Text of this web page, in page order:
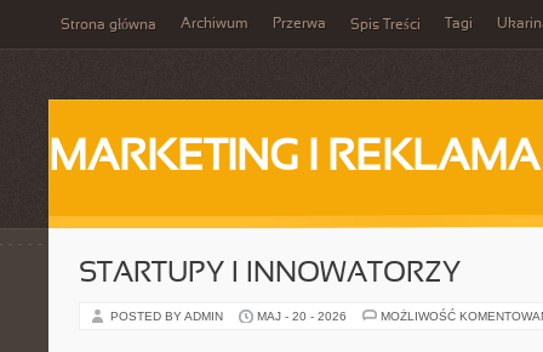
Strona główna Archiwum Przerwa Spis Treści Tagi
MARKETING I REKLAMA
STARTUPY I INNOWATORZY
POSTED BY ADMIN MAJ - 20 - 2026 MOŻLIWOŚĆ